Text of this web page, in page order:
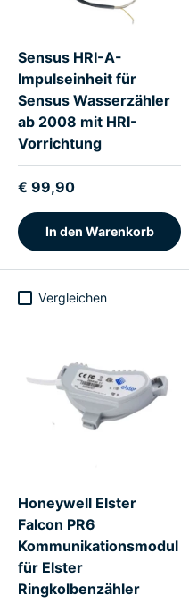
Sensus HRI-A-
Impulseinheit für
Sensus Wasserzähler
ab 2008 mit HRI-
Vorrichtung
€ 99,90
In den Warenkorb
Vergleichen
Honeywell Elster
Falcon PR6
Kommunikationsmodul
für Elster
Ringkolbenzähler